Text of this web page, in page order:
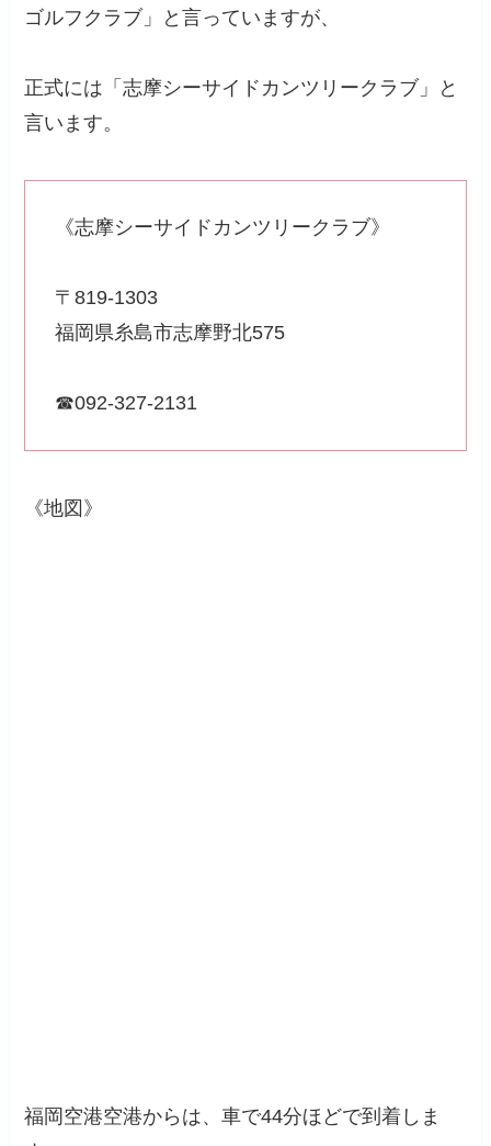
ゴルフクラブ」と言っていますが、
正式には「志摩シーサイドカンツリークラブ」と
言います。
《志摩シーサイドカンツリークラブ》
〒819-1303
福岡県糸島市志摩野北575
☎092-327-2131
《地図》
福岡空港空港からは、車で44分ほどで到着しま